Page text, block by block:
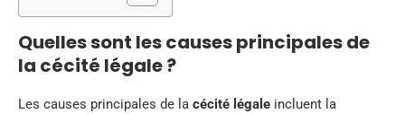
Quelles sont les causes principales de
la cécité légale ?
Les causes principales de la cécité légale incluent la